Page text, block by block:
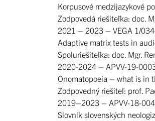
Korpusové medzijazykové
Zodpovedá riešiteľka: doc.
2021 – 2023 – VEGA 1/
Adaptive matrix tests in
Spoluriešiteľka: doc. Mgr.
2020-2024 – APVV-19-
Onomatopoeia – what is in
Zodpovedný riešiteľ: prof.
2019–2023 – APVV-18-
Slovník slovenských